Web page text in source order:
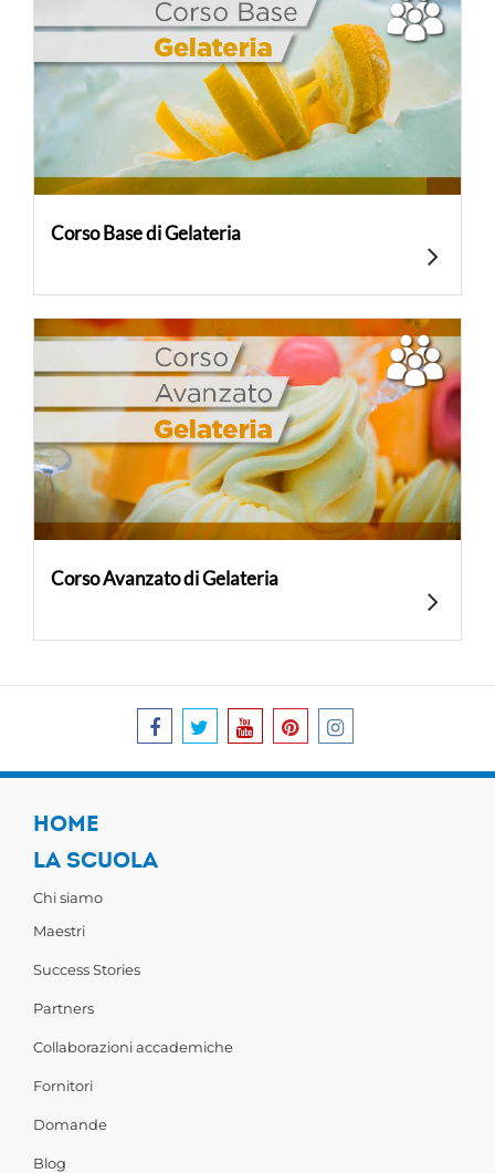
Corso Base di Gelateria
Corso Avanzato di Gelateria
HOME
LA SCUOLA
Chi siamo
Maestri
Success Stories
Partners
Collaborazioni accademiche
Fornitori
Domande
Blog